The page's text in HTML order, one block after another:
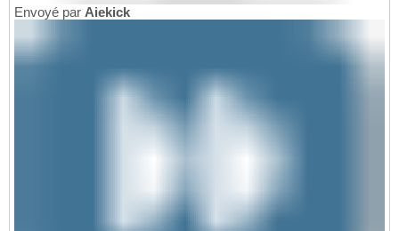
Envoyé par Aiekick